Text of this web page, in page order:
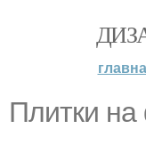
Плитки на